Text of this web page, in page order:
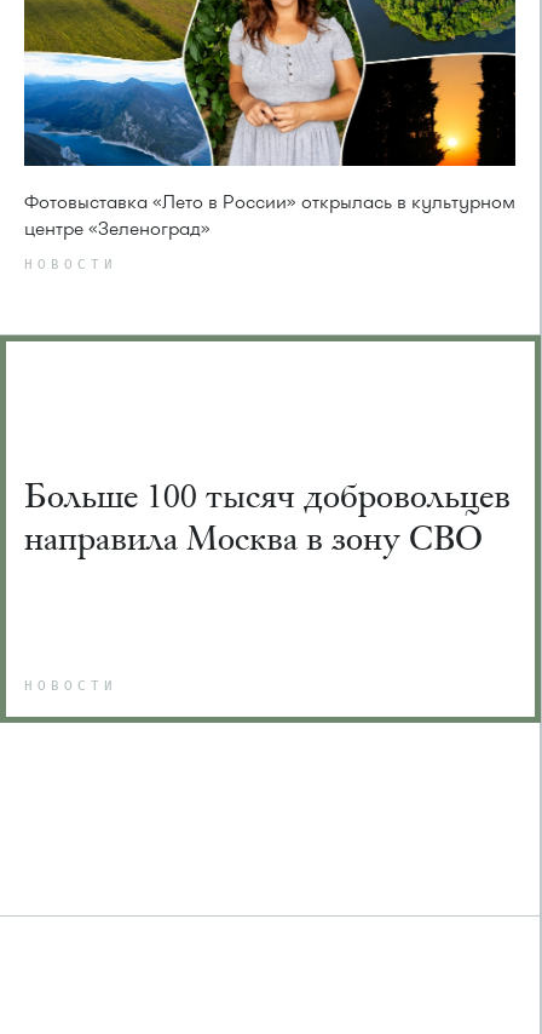
Фотовыставка «Лето в России» открылась в культурном
центре «Зеленоград»
НОВОСТИ
Больше 100 тысяч добровольцев
направила Москва в зону СВО
НОВОСТИ